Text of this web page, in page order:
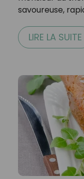
savoureuse,
LIRE LA SUITE